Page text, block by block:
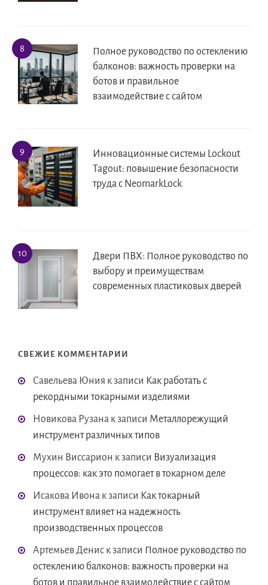
Полное руководство по остеклению
балконов: важность проверки на
ботов и правильное
взаимодействие с сайтом
Инновационные системы Lockout
Tagout: повышение безопасности
труда с NeomarkLock
Двери ПВХ: Полное руководство по
выбору и преимуществам
современных пластиковых дверей
СВЕЖИЕ КОММЕНТАРИИ
Савельева Юния к записи Как работать с
рекордными токарными изделиями
Новикова Рузана к записи Металлорежущий
инструмент различных типов
Мухин Виссарион к записи Визуализация
процессов: как это помогает в токарном деле
Исакова Ивона к записи Как токарный
инструмент влияет на надежность
производственных процессов
Артемьев Денис к записи Полное руководство по
остеклению балконов: важность проверки на
ботов и правильное взаимодействие с сайтом